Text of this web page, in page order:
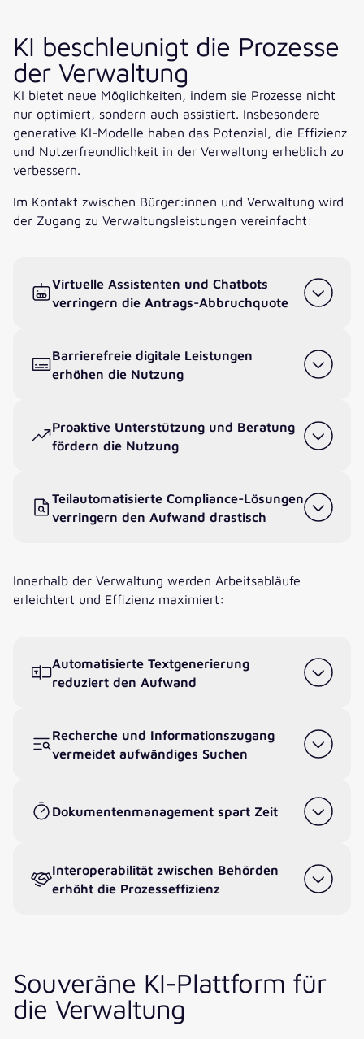
KI beschleunigt die Prozesse
der Verwaltung
KI bietet neue Möglichkeiten, indem sie Prozesse nicht
nur optimiert, sondern auch assistiert. Insbesondere
generative KI-Modelle haben das Potenzial, die Effizienz
und Nutzerfreundlichkeit in der Verwaltung erheblich zu
verbessern.
Im Kontakt zwischen Bürger:innen und Verwaltung wird
der Zugang zu Verwaltungsleistungen vereinfacht:
Virtuelle Assistenten und Chatbots
verringern die Antrags-Abbruchquote
Barrierefreie digitale Leistungen
erhöhen die Nutzung
Proaktive Unterstützung und Beratung
fördern die Nutzung
Teilautomatisierte Compliance-Lösungen
verringern den Aufwand drastisch
Innerhalb der Verwaltung werden Arbeitsabläufe
erleichtert und Effizienz maximiert:
Automatisierte Textgenerierung
reduziert den Aufwand
Recherche und Informationszugang
vermeidet aufwändiges Suchen
Dokumentenmanagement spart Zeit
Interoperabilität zwischen Behörden
erhöht die Prozesseffizienz
Souveräne KI-Plattform für
die Verwaltung